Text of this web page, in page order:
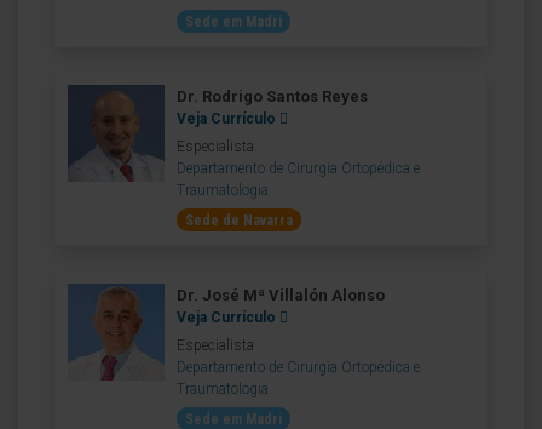
Sede em Madri
Dr. Rodrigo Santos Reyes
Veja Currículo
Especialista
Departamento de Cirurgia Ortopédica e
Traumatologia
Sede de Navarra
Dr. José Mª Villalón Alonso
Veja Currículo
Especialista
Departamento de Cirurgia Ortopédica e
Traumatologia
Sede em Madri